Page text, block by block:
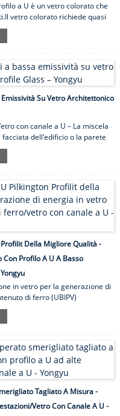
a U è un vetro colorato che
vetro colorato richiede quasi
stress termico e la
nostri prodotti in vetro
consiglia di ordinare campioni
dei colori.Le fritte di
Celsius sul b ...
Su Vetro Architettonico
con canale a U – La miscela
dell'edificio o la parete
scontata.Dovresti sempre
perfetta per l'immagine.Se
solo ha un aspetto
a U/vetro con canale a U
adatto per esterni e...
Della Migliore Qualità -
Profilo A U A Basso
in vetro per la generazione di
di ferro (UBIPV)
con profilo a U e del sistema
la protezione
armoniosamente per
solo è un materiale da
di risparmio energetico e di
organicamente con ...
Tagliato A Misura -
vetro Con Canale A U -